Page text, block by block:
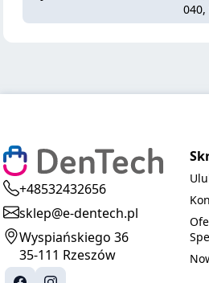
040,
+48532432656
sklep@e-dentech.pl
Wyspiańskiego 36
35-111 Rzeszów